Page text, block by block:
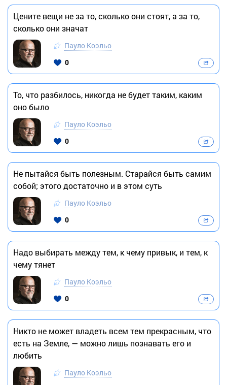
Цените вещи не за то, сколько они стоят, а за то,
сколько они значат
Пауло Коэльо
0
То, что разбилось, никогда не будет таким, каким
оно было
Пауло Коэльо
0
Не пытайся быть полезным. Старайся быть самим
собой; этого достаточно и в этом суть
Пауло Коэльо
0
Надо выбирать между тем, к чему привык, и тем, к
чему тянет
Пауло Коэльо
0
Никто не может владеть всем тем прекрасным, что
есть на Земле, — можно лишь познавать его и
любить
Пауло Коэльо